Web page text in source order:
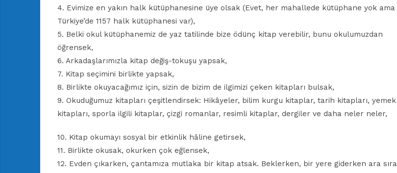
4. Evimize en yakın halk kütüphanesine üye olsak (Evet, her mahallede kütüphane yok ama
Türkiye’de 1157 halk kütüphanesi var),
5. Belki okul kütüphanemiz de yaz tatilinde bize ödünç kitap verebilir, bunu okulumuzdan
öğrensek,
6. Arkadaşlarımızla kitap değiş-tokuşu yapsak,
7. Kitap seçimini birlikte yapsak,
8. Birlikte okuyacağımız için, sizin de bizim de ilgimizi çeken kitapları bulsak,
9. Okuduğumuz kitapları çeşitlendirsek: Hikâyeler, bilim kurgu kitaplar, tarih kitapları, yemek
kitapları, sporla ilgili kitaplar, çizgi romanlar, resimli kitaplar, dergiler ve daha neler neler,
10. Kitap okumayı sosyal bir etkinlik hâline getirsek,
11. Birlikte okusak, okurken çok eğlensek,
12. Evden çıkarken, çantamıza mutlaka bir kitap atsak. Beklerken, bir yere giderken ara sıra